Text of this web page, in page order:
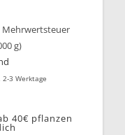
Mehrwertsteuer
g)
3 Werktage
40€ pflanzen